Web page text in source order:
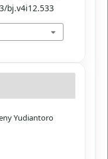
bj.v4i12.533
Yudiantoro